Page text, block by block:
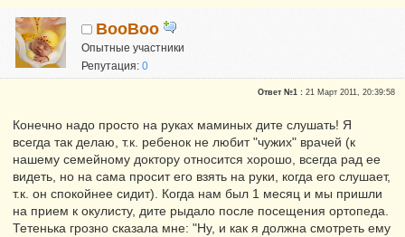
BooBoo
Опытные участники
Репутация:0
Ответ №1 :21 Март 2011, 20:39:58
Конечно надо просто на руках маминых дите слушать! Я
всегда так делаю, т.к. ребенок не любит "чужих" врачей (к
нашему семейному доктору относится хорошо, всегда рад ее
видеть, но на сама просит его взять на руки, когда его слушает,
т.к. он спокойнее сидит). Когда нам был 1 месяц и мы пришли
на прием к окулисту, дите рыдало после посещения ортопеда.
Тетенька грозно сказала мне: "Ну, и как я должна смотреть ему